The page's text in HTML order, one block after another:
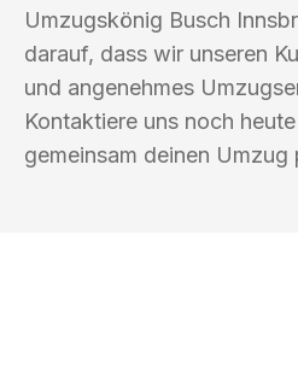
Umzugskönig Busch
darauf, dass wir unseren
und angenehmes
Kontaktiere uns noch
gemeinsam deinen Umzug